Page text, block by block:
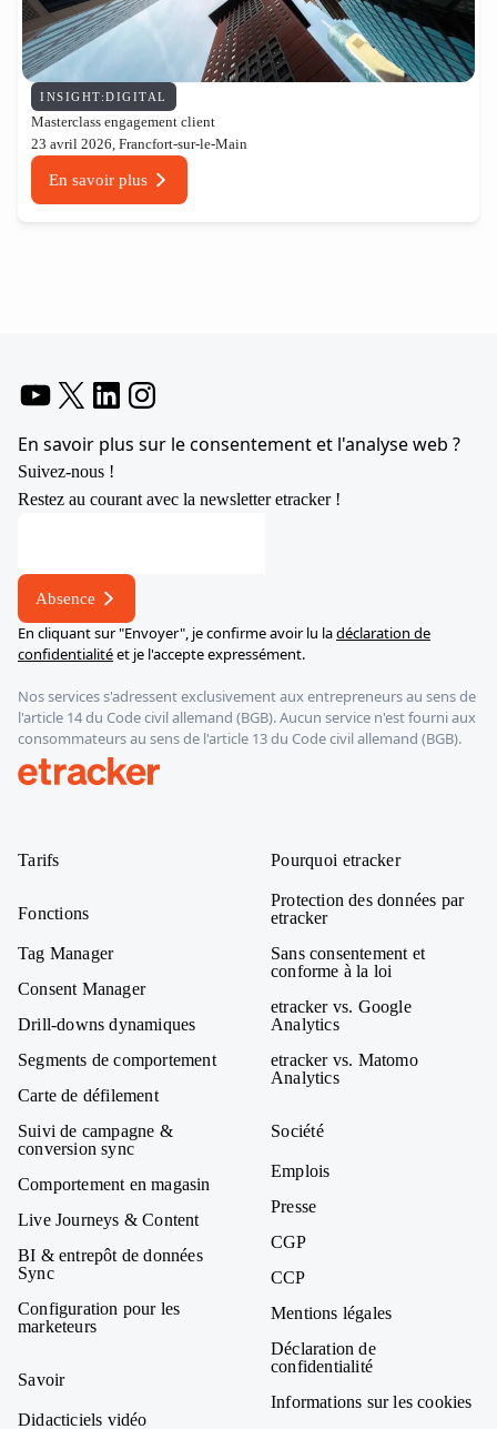
INSIGHT:DIGITAL
Masterclass engagement client
23 avril 2026, Francfort-sur-le-Main
En savoir plus
En savoir plus sur le consentement et l'analyse web ?
Suivez-nous !
Restez au courant avec la newsletter etracker !
*
Absence
En cliquant sur "Envoyer", je confirme avoir lu ladéclaration de
confidentialitéet je l'accepte expressément.
Nos services s'adressent exclusivement aux entrepreneurs au sens de
l'article 14 du Code civil allemand (BGB). Aucun service n'est fourni aux
consommateurs au sens de l'article 13 du Code civil allemand (BGB).
Tarifs
Fonctions
Tag Manager
Consent Manager
Drill-downs dynamiques
Segments de comportement
Carte de défilement
Suivi de campagne &
conversion sync
Comportement en magasin
Live Journeys & Content
BI & entrepôt de données
Sync
Configuration pour les
marketeurs
Savoir
Didacticiels vidéo
Pourquoi etracker
Protection des données par
etracker
Sans consentement et
conforme à la loi
etracker vs. Google
Analytics
etracker vs. Matomo
Analytics
Société
Emplois
Presse
CGP
CCP
Mentions légales
Déclaration de
confidentialité
Informations sur les cookies